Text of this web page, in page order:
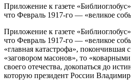
Приложение к газете
что Февраль 1917-го — «великое
Приложение к газете
что Февраль 1917-го — «великое
«главная катастрофа»,
«заговором масонов», то
своего отечества, докопаться до
которую президент России